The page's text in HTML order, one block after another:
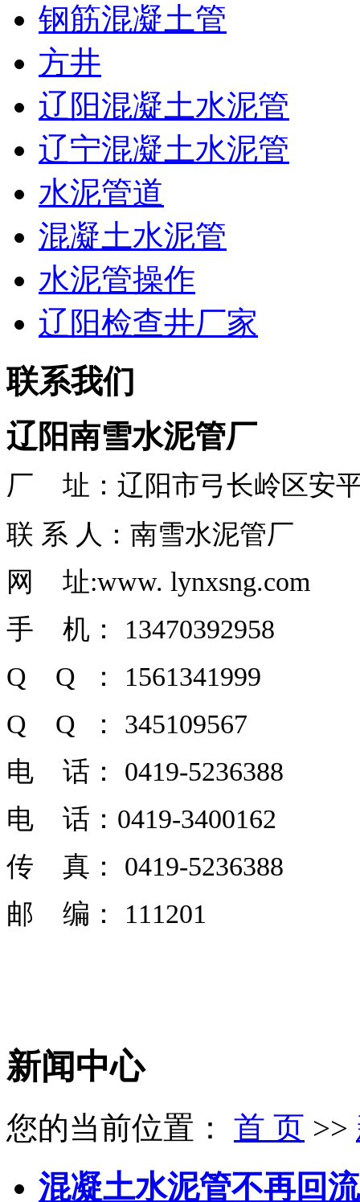
钢筋混凝土管
方井
辽阳混凝土水泥管
辽宁混凝土水泥管
水泥管道
混凝土水泥管
水泥管操作
辽阳检查井厂家
联系我们
辽阳南雪水泥管厂
厂 址： 辽阳市弓长岭区安
联 系 人：南雪水泥管厂
网 址:www. lynxsng.com
手 机： 13470392958
Q Q ： 1561341999
Q Q ： 345109567
电 话： 0419-5236388
电 话：0419-3400162
传 真： 0419-5236388
邮 编： 111201
新闻中心
您的当前位置： 首 页 >>
混凝土水泥管不再回